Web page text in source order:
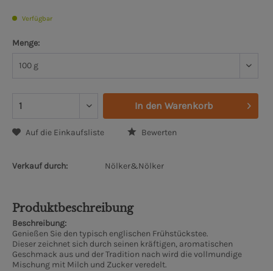
Verfügbar
Menge:
In den Warenkorb
Auf die Einkaufsliste Bewerten
Verkauf durch: Nölker&Nölker
Produktbeschreibung
Beschreibung:
Genießen Sie den typisch englischen Frühstückstee.
Dieser zeichnet sich durch seinen kräftigen, aromatischen
Geschmack aus und der Tradition nach wird die vollmundige
Mischung mit Milch und Zucker veredelt.